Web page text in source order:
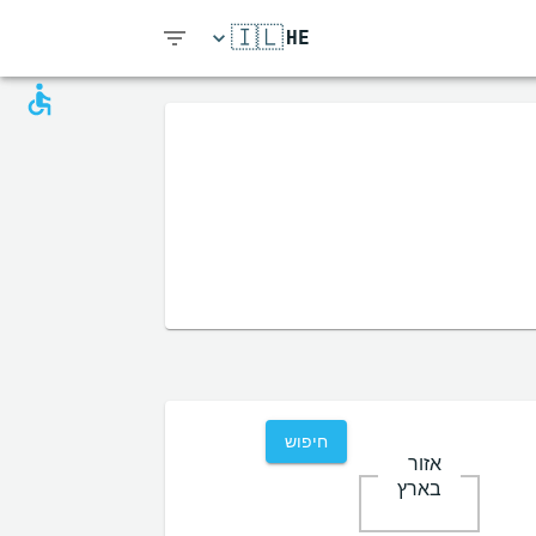
HE
🇮🇱
אזור
בארץ
חיפוש